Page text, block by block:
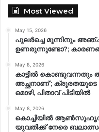
Most Viewed
May 15, 2026
പുലർച്ചെ മൂന്നിനും
ഉണരുന്നുണ്ടോ?;
May 8, 2026
കാട്ടിൽ
അച്ഛനാണ്’;
മൊഴി, പിതാവ് പിടിയിൽ
May 8, 2026
കൊച്ചിയിൽ
യുവതിക്ക് നേരെ